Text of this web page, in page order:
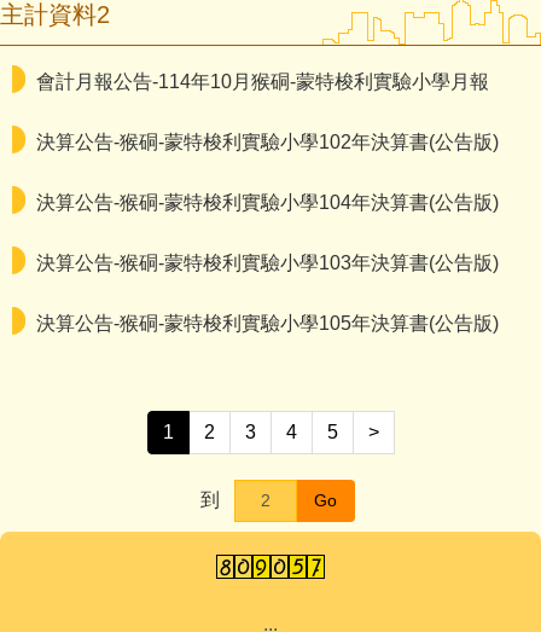
主計資料2
會計月報公告-114年10月猴硐-蒙特梭利實驗小學月報
決算公告-猴硐-蒙特梭利實驗小學102年決算書(公告版)
決算公告-猴硐-蒙特梭利實驗小學104年決算書(公告版)
決算公告-猴硐-蒙特梭利實驗小學103年決算書(公告版)
決算公告-猴硐-蒙特梭利實驗小學105年決算書(公告版)
1 2 3 4 5 >
到 Go